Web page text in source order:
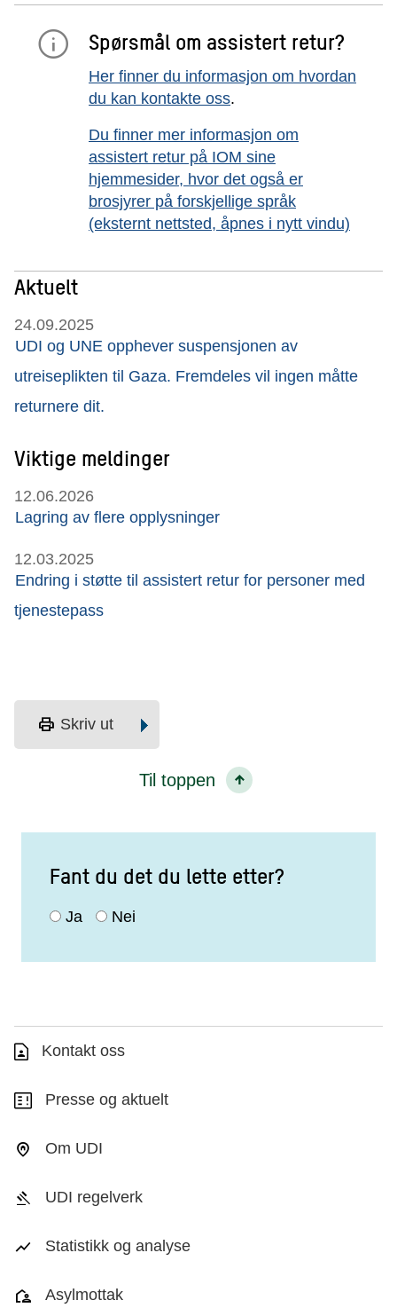
Spørsmål om assistert retur?
Her finner du informasjon om hvordan
du kan kontakte oss.
Du finner mer informasjon om
assistert retur på IOM sine
hjemmesider, hvor det også er
brosjyrer på forskjellige språk
(eksternt nettsted, åpnes i nytt vindu)
Aktuelt
24.09.2025
UDI og UNE opphever suspensjonen av
utreiseplikten til Gaza. Fremdeles vil ingen måtte
returnere dit.
Viktige meldinger
12.06.2026
Lagring av flere opplysninger
12.03.2025
Endring i støtte til assistert retur for personer med
tjenestepass
print Skriv ut
Til toppen
Fant du det du lette etter?
Ja Nei
Kontakt oss
Presse og aktuelt
Om UDI
UDI regelverk
Statistikk og analyse
Asylmottak